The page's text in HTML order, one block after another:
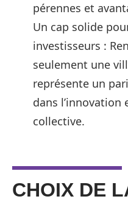
pérennes et
Un cap solide
investisseurs :
seulement une
représente un
dans
collective.
CHOIX DE